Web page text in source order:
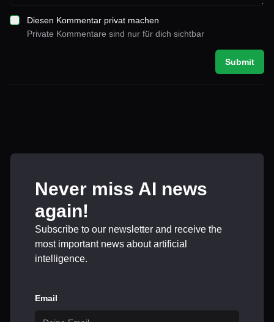
Diesen Kommentar privat machen
Private Kommentare sind nur für dich sichtbar
Submit
Never miss AI news
again!
Subscribe to our newsletter and receive the
most important news about artificial
intelligence.
Email